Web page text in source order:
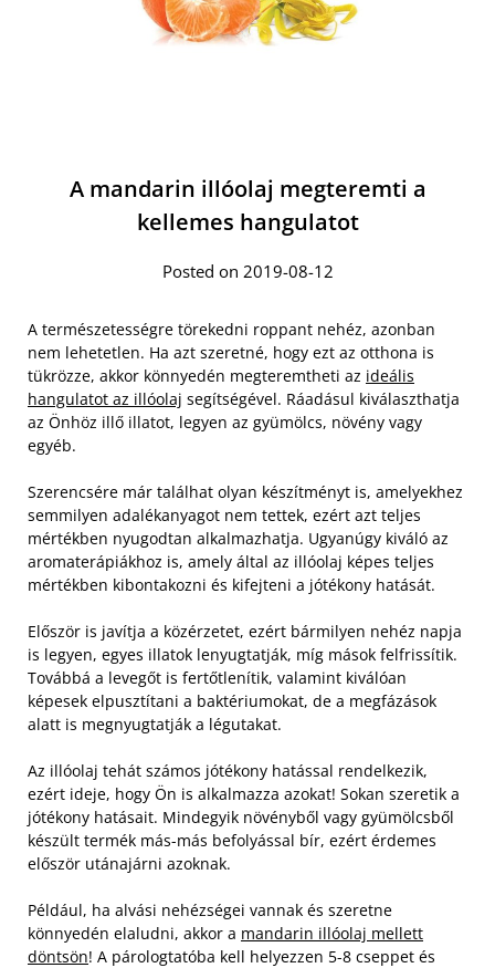
A mandarin illóolaj megteremti a
kellemes hangulatot
Posted on 2019-08-12
A természetességre törekedni roppant nehéz, azonban
nem lehetetlen. Ha azt szeretné, hogy ezt az otthona is
tükrözze, akkor könnyedén megteremtheti az ideális
hangulatot az illóolaj segítségével. Ráadásul kiválaszthatja
az Önhöz illő illatot, legyen az gyümölcs, növény vagy
egyéb.
Szerencsére már találhat olyan készítményt is, amelyekhez
semmilyen adalékanyagot nem tettek, ezért azt teljes
mértékben nyugodtan alkalmazhatja. Ugyanúgy kiváló az
aromaterápiákhoz is, amely által az illóolaj képes teljes
mértékben kibontakozni és kifejteni a jótékony hatását.
Először is javítja a közérzetet, ezért bármilyen nehéz napja
is legyen, egyes illatok lenyugtatják, míg mások felfrissítik.
Továbbá a levegőt is fertőtlenítik, valamint kiválóan
képesek elpusztítani a baktériumokat, de a megfázások
alatt is megnyugtatják a légutakat.
Az illóolaj tehát számos jótékony hatással rendelkezik,
ezért ideje, hogy Ön is alkalmazza azokat! Sokan szeretik a
jótékony hatásait. Mindegyik növényből vagy gyümölcsből
készült termék más-más befolyással bír, ezért érdemes
először utánajárni azoknak.
Például, ha alvási nehézségei vannak és szeretne
könnyedén elaludni, akkor a mandarin illóolaj mellett
döntsön! A párologtatóba kell helyezzen 5-8 cseppet és